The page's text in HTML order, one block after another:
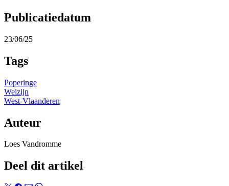
Publicatiedatum
23/06/25
Tags
Poperinge
Welzijn
West-Vlaanderen
Auteur
Loes Vandromme
Deel dit artikel